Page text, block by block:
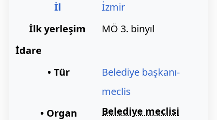
İl
İzmir
İlk yerleşim
MÖ 3. binyıl
İdare
• Tür
Belediye başkanı-
meclis
• Organ
Belediye meclisi